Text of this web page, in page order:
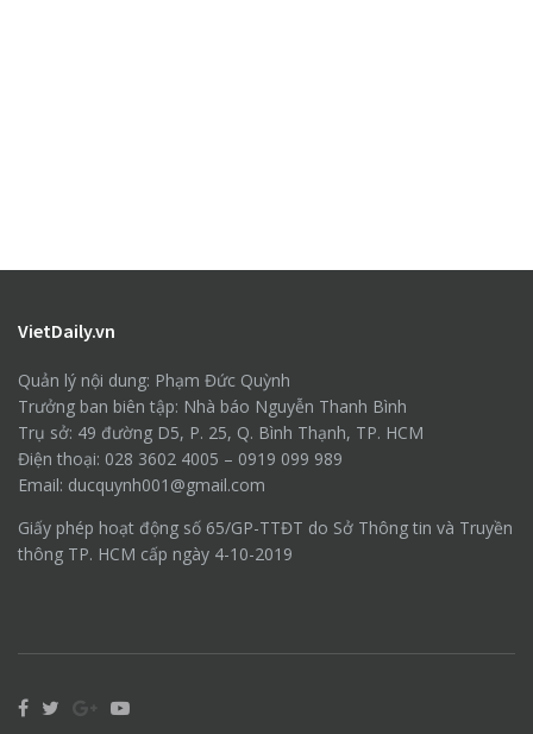
VietDaily.vn
Quản lý nội dung: Phạm Đức Quỳnh
Trưởng ban biên tập: Nhà báo Nguyễn Thanh Bình
Trụ sở: 49 đường D5, P. 25, Q. Bình Thạnh, TP. HCM
Điện thoại: 028 3602 4005 – 0919 099 989
Email: ducquynh001@gmail.com
Giấy phép hoạt động số 65/GP-TTĐT do Sở Thông tin và Truyền
thông TP. HCM cấp ngày 4-10-2019